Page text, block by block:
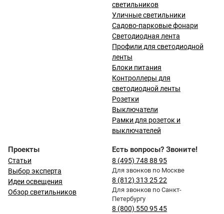
светильников
Уличные светильники
Садово-парковые фонари
Светодиодная лента
Профили для светодиодной
ленты
Блоки питания
Контроллеры для
светодиодной ленты
Розетки
Выключатели
Рамки для розеток и
выключателей
Проекты
Статьи
Выбор эксперта
Идеи освещения
Обзор светильников
Есть вопросы? Звоните!
8 (495) 748 88 95
Для звонков по Москве
8 (812) 313 25 22
Для звонков по Санкт-
Петербургу
8 (800) 550 95 45